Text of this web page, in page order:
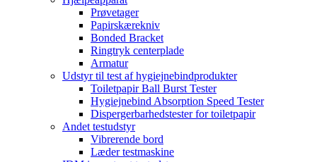
Prøvetager
Papirskærekniv
Bonded Bracket
Ringtryk centerplade
Armatur
Udstyr til test af hygiejnebindprodukter
Toiletpapir Ball Burst Tester
Hygiejnebind Absorption Speed ​​Tester
Dispergerbarhedstester for toiletpapir
Andet testudstyr
Vibrerende bord
Læder testmaskine